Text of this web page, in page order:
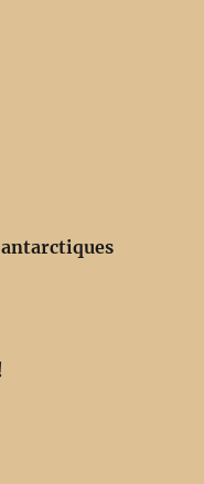
antarctiques